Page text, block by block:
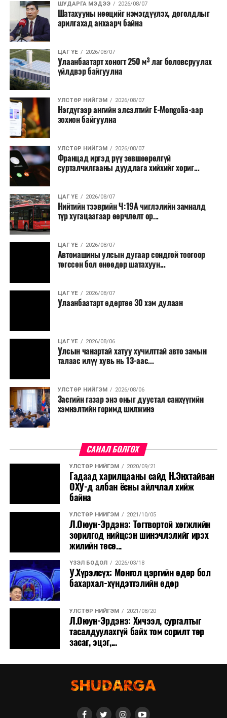
ШУДАРГА МЭДЭЭ 2026/08/07
Шатахууны нөөцийг нэмэгдүүлэх, доголдлыг
арилгахад анхаарч байна
ЦАГ ҮЕ 2026/08/07
Улаанбаатарт хоногт 250 м³ лаг боловсруулах
үйлдвэр байгуулна
УЛСТӨР НИЙГЭМ 2026/08/07
Нэгдүгээр ангийн элсэлтийг E-Mongolia-аар
зохион байгуулна
УЛСТӨР НИЙГЭМ 2026/08/07
Францад иргэд рүү зөвшөөрөлгүй
сурталчилгааны дуудлага хийхийг хориг...
ЦАГ ҮЕ 2026/08/07
Нийтийн тээврийн Ч:19А чиглэлийн замналд
түр хугацаагаар өөрчлөлт ор...
ЦАГ ҮЕ 2026/08/07
Автомашины улсын дугаар сондгой тоогоор
төгссөн бол өнөөдөр шатахуун...
ЦАГ ҮЕ 2026/08/07
Улаанбаатарт өдөртөө 30 хэм дулаан
ЦАГ ҮЕ 2026/08/06
Улсын чанартай хатуу хучилттай авто замын
талаас илүү хувь нь 13-аас...
УЛСТӨР НИЙГЭМ 2026/08/06
Засгийн газар энэ оныг дуустал санхүүгийн
хэмнэлтийн горимд шилжинэ
САНАЛ БОЛГОХ
УЛСТӨР НИЙГЭМ 2020/09/21
Гадаад харилцааны сайд Н.Энхтайван
ОХУ-д албан ёсны айлчлал хийж
байна
УЛСТӨР НИЙГЭМ 2021/10/05
Л.Оюун-Эрдэнэ: Тогтвортой хөгжлийн
зорилгод нийцсэн шинэчлэлийг ирэх
жилийн төсө...
ҮЗЭЛ БОДОЛ 2026/03/18
У.Хүрэлсүх: Монгол цэргийн өдөр бол
бахархал-хүндэтгэлийн өдөр
УЛСТӨР НИЙГЭМ 2021/08/20
Л.Оюун-Эрдэнэ: Хичээл, сургалтыг
тасалдуулахгүй байх том сорилт төр
засаг, эцэг,...